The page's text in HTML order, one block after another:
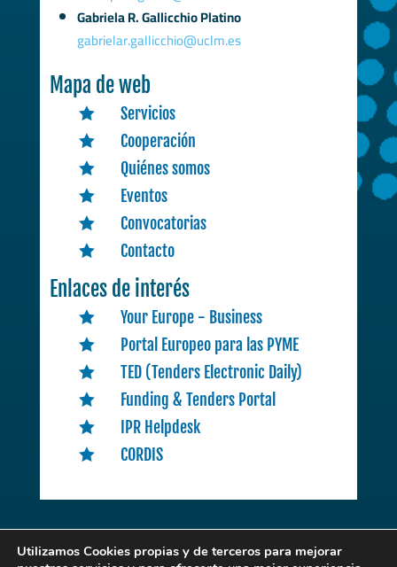
Gabriela R. Gallicchio Platino
gabrielar.gallicchio@uclm.es
Mapa de web
 Servicios
 Cooperación
 Quiénes somos
 Eventos
 Convocatorias
 Contacto
Enlaces de interés
 Your Europe - Business
 Portal Europeo para las PYME
 TED (Tenders Electronic Daily)
 Funding & Tenders Portal
 IPR Helpdesk
 CORDIS
Utilizamos Cookies propias y de terceros para mejorar